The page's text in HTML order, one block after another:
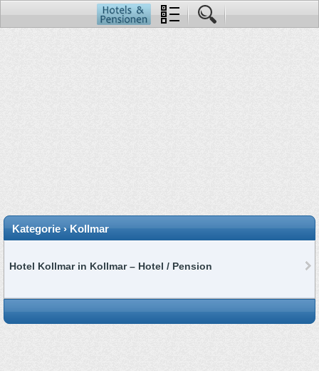
Kategorie › Kollmar
Hotel Kollmar in Kollmar – Hotel / Pension